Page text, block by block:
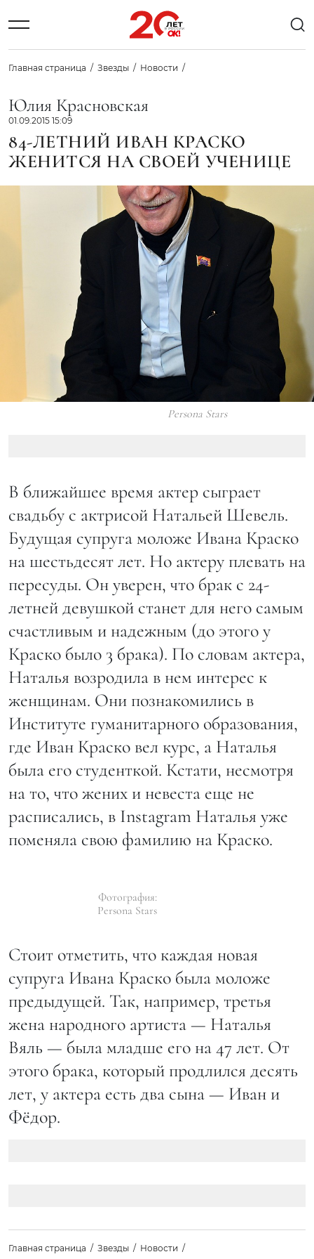
Главная страница Звезды Новости
Юлия Красновская
01.09.2015 15:09
84-ЛЕТНИЙ ИВАН КРАСКО
ЖЕНИТСЯ НА СВОЕЙ УЧЕНИЦЕ
Persona Stars
В ближайшее время актер сыграет
свадьбу с актрисой Натальей Шевель.
Будущая супруга моложе Ивана Краско
на шестьдесят лет. Но актеру плевать на
пересуды. Он уверен, что брак с 24-
летней девушкой станет для него самым
счастливым и надежным (до этого у
Краско было 3 брака). По словам актера,
Наталья возродила в нем интерес к
женщинам. Они познакомились в
Институте гуманитарного образования,
где Иван Краско вел курс, а Наталья
была его студенткой. Кстати, несмотря
на то, что жених и невеста еще не
расписались, в Instagram Наталья уже
поменяла свою фамилию на Краско.
Фотография:
Persona Stars
Стоит отметить, что каждая новая
супруга Ивана Краско была моложе
предыдущей. Так, например, третья
жена народного артиста — Наталья
Вяль — была младше его на 47 лет. От
этого брака, который продлился десять
лет, у актера есть два сына — Иван и
Фёдор.
Главная страница Звезды Новости